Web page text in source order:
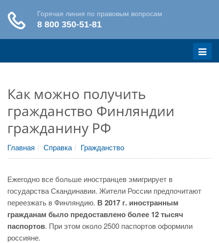
Меню
Как можно получить
гражданство Финляндии
гражданину РФ
Главная Справка Гражданство
Ежегодно все больше иностранцев эмигрирует в
государства Скандинавии. Жители России предпочитают
переезжать в Финляндию. В 2017 г. иностранным
гражданам было предоставлено более 12 тысяч
паспортов. При этом около 2500 паспортов оформили
россияне.